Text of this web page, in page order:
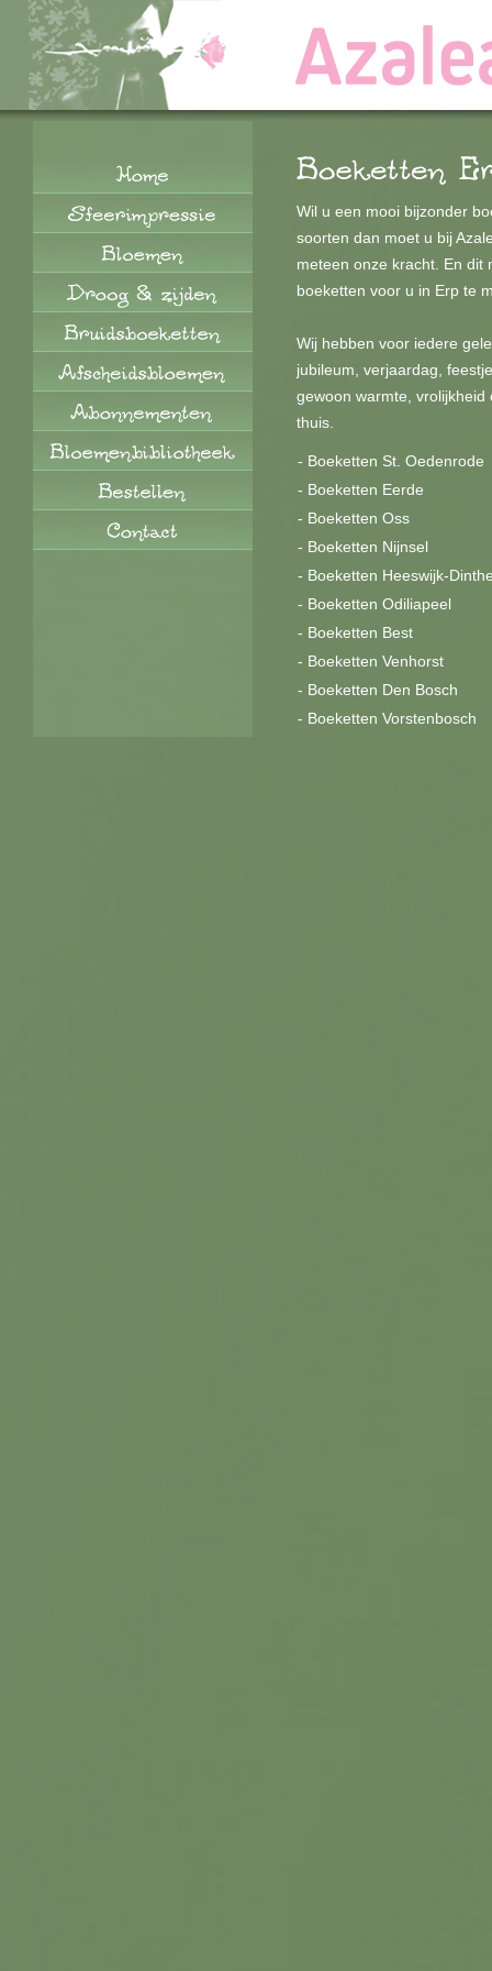
Wil u een mooi bijzonder
soorten dan moet u bij
meteen onze kracht. En dit
boeketten voor u in Erp te
Wij hebben voor iedere
jubileum, verjaardag,
gewoon warmte,
thuis.
- Boeketten St. Oedenrode
- Boeketten Eerde
- Boeketten Oss
- Boeketten Nijnsel
- Boeketten Heeswijk-
- Boeketten Odiliapeel
- Boeketten Best
- Boeketten Venhorst
- Boeketten Den Bosch
- Boeketten Vorstenbosch